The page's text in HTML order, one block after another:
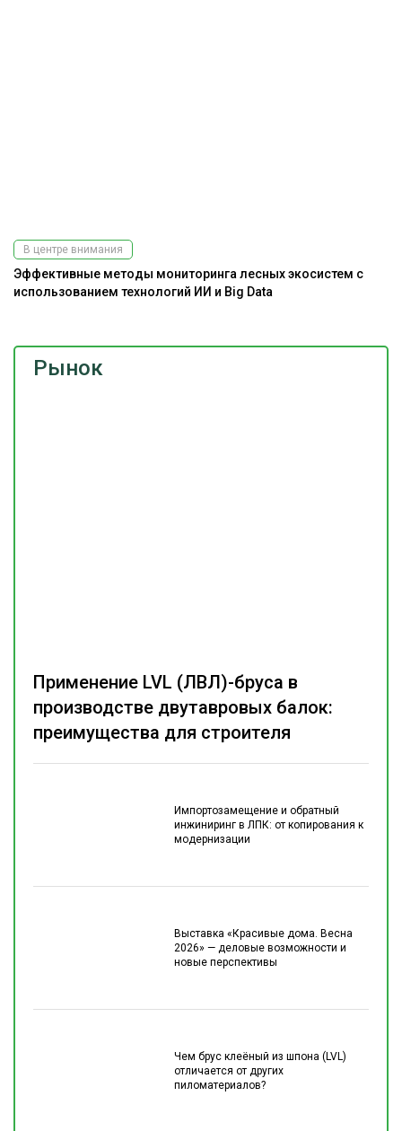
Рынок
Импортозамещение и обратный
инжиниринг в ЛПК: от копирования к
модернизации
Выставка «Красивые дома. Весна
2026» — деловые возможности и
новые перспективы
Чем брус клеёный из шпона (LVL)
отличается от других
пиломатериалов?
Применение LVL (ЛВЛ)-бруса в
производстве двутавровых балок:
преимущества для строителя
В центре внимания
Эффективные методы мониторинга лесных экосистем с
использованием технологий ИИ и Big Data